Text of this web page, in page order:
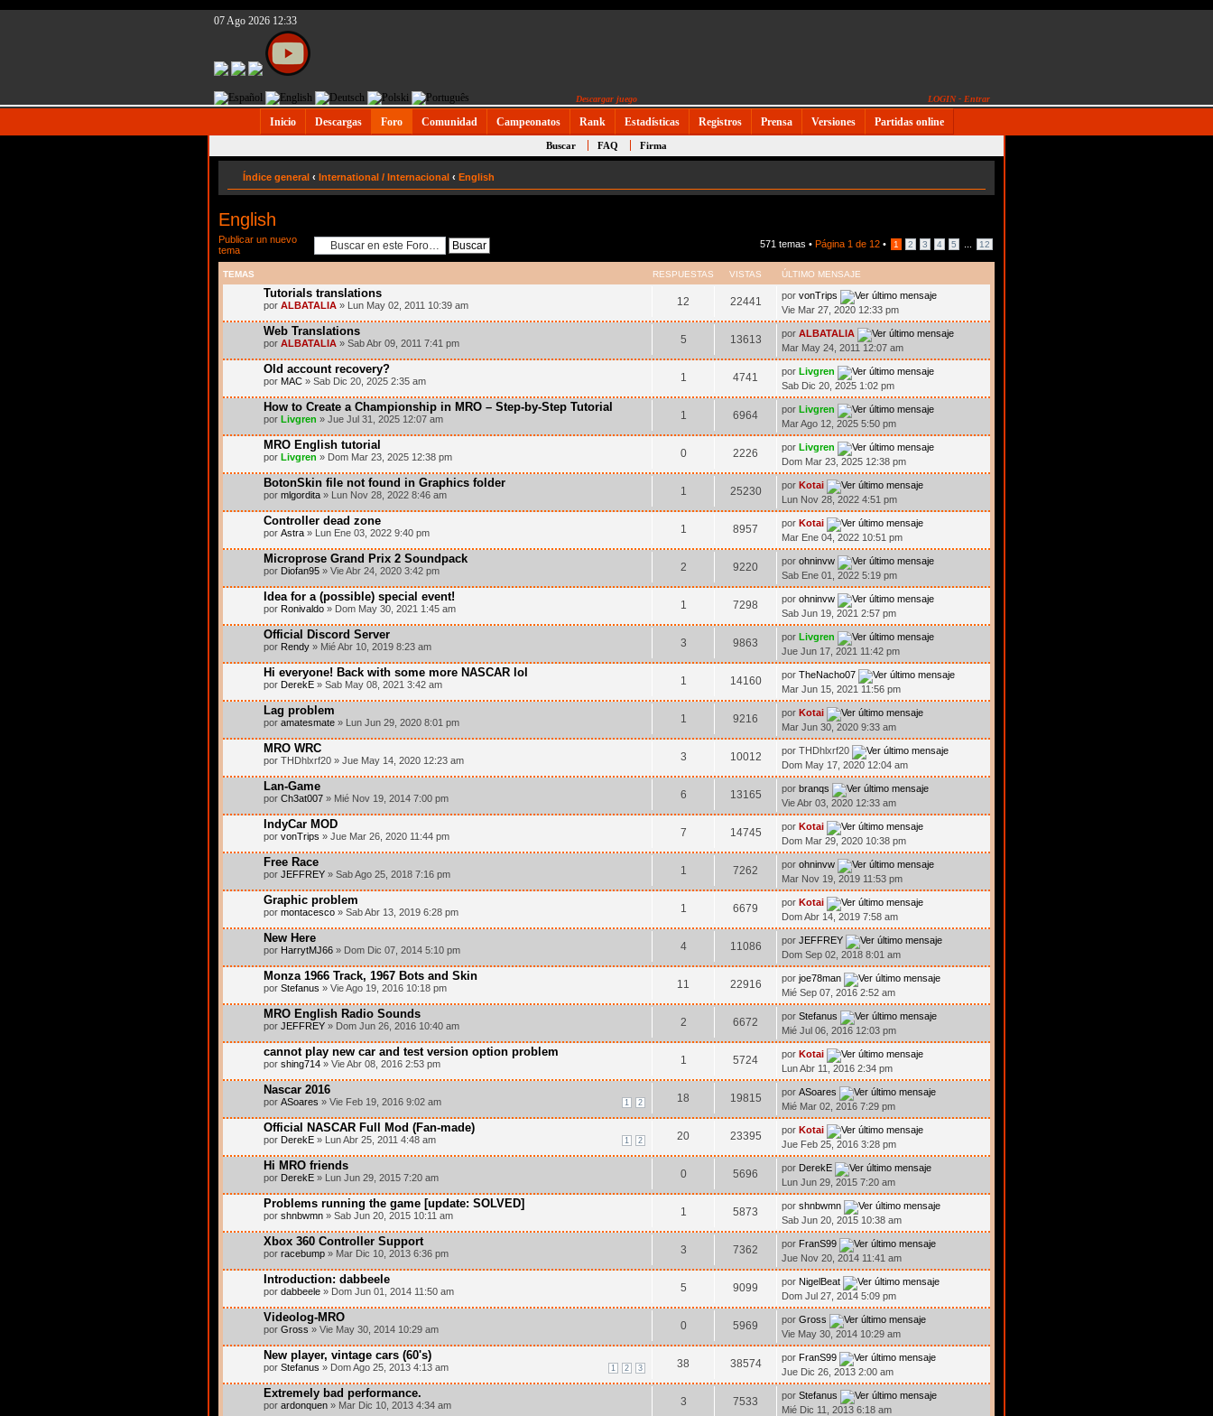
07 Ago 2026 12:33
Descargar juego LOGIN - Entrar
Inicio Descargas Foro Comunidad Campeonatos Rank Estadísticas Registros Prensa Versiones Partidas online
Buscar FAQ Firma
Índice general ‹ International / Internacional ‹ English
English
Publicar un nuevo
tema
571 temas • Página 1 de 12 • 1 2 3 4 5 12
TEMAS RESPUESTAS VISTAS ÚLTIMO MENSAJE
Tutorials translations
por ALBATALIA » Lun May 02, 2011 10:39 am 12 22441 por vonTrips
Vie Mar 27, 2020 12:33 pm
Web Translations
por ALBATALIA » Sab Abr 09, 2011 7:41 pm 5 13613 por ALBATALIA
Mar May 24, 2011 12:07 am
Old account recovery?
por MAC » Sab Dic 20, 2025 2:35 am 1 4741 por Livgren
Sab Dic 20, 2025 1:02 pm
How to Create a Championship in MRO – Step-by-Step Tutorial
por Livgren » Jue Jul 31, 2025 12:07 am 1 6964 por Livgren
Mar Ago 12, 2025 5:50 pm
MRO English tutorial
por Livgren » Dom Mar 23, 2025 12:38 pm 0 2226 por Livgren
Dom Mar 23, 2025 12:38 pm
BotonSkin file not found in Graphics folder
por mlgordita » Lun Nov 28, 2022 8:46 am 1 25230 por Kotai
Lun Nov 28, 2022 4:51 pm
Controller dead zone
por Astra » Lun Ene 03, 2022 9:40 pm 1 8957 por Kotai
Mar Ene 04, 2022 10:51 pm
Microprose Grand Prix 2 Soundpack
por Diofan95 » Vie Abr 24, 2020 3:42 pm 2 9220 por ohninvw
Sab Ene 01, 2022 5:19 pm
Idea for a (possible) special event!
por Ronivaldo » Dom May 30, 2021 1:45 am 1 7298 por ohninvw
Sab Jun 19, 2021 2:57 pm
Official Discord Server
por Rendy » Mié Abr 10, 2019 8:23 am 3 9863 por Livgren
Jue Jun 17, 2021 11:42 pm
Hi everyone! Back with some more NASCAR lol
por DerekE » Sab May 08, 2021 3:42 am 1 14160 por TheNacho07
Mar Jun 15, 2021 11:56 pm
Lag problem
por amatesmate » Lun Jun 29, 2020 8:01 pm 1 9216 por Kotai
Mar Jun 30, 2020 9:33 am
MRO WRC
por THDhlxrf20 » Jue May 14, 2020 12:23 am 3 10012
por THDhlxrf20
Dom May 17, 2020 12:04 am
Lan-Game
por Ch3at007 » Mié Nov 19, 2014 7:00 pm 6 13165 por branqs
Vie Abr 03, 2020 12:33 am
IndyCar MOD
por vonTrips » Jue Mar 26, 2020 11:44 pm 7 14745 por Kotai
Dom Mar 29, 2020 10:38 pm
Free Race
por JEFFREY » Sab Ago 25, 2018 7:16 pm 1 7262 por ohninvw
Mar Nov 19, 2019 11:53 pm
Graphic problem
por montacesco » Sab Abr 13, 2019 6:28 pm 1 6679 por Kotai
Dom Abr 14, 2019 7:58 am
New Here
por HarrytMJ66 » Dom Dic 07, 2014 5:10 pm 4 11086 por JEFFREY
Dom Sep 02, 2018 8:01 am
Monza 1966 Track, 1967 Bots and Skin
por Stefanus » Vie Ago 19, 2016 10:18 pm 11 22916 por joe78man
Mié Sep 07, 2016 2:52 am
MRO English Radio Sounds
por JEFFREY » Dom Jun 26, 2016 10:40 am 2 6672 por Stefanus
Mié Jul 06, 2016 12:03 pm
cannot play new car and test version option problem
por shing714 » Vie Abr 08, 2016 2:53 pm 1 5724 por Kotai
Lun Abr 11, 2016 2:34 pm
Nascar 2016
1 2
por ASoares » Vie Feb 19, 2016 9:02 am 18 19815 por ASoares
Mié Mar 02, 2016 7:29 pm
Official NASCAR Full Mod (Fan-made)
1 2
por DerekE » Lun Abr 25, 2011 4:48 am 20 23395 por Kotai
Jue Feb 25, 2016 3:28 pm
Hi MRO friends
por DerekE » Lun Jun 29, 2015 7:20 am 0 5696 por DerekE
Lun Jun 29, 2015 7:20 am
Problems running the game [update: SOLVED]
por shnbwmn » Sab Jun 20, 2015 10:11 am 1 5873 por shnbwmn
Sab Jun 20, 2015 10:38 am
Xbox 360 Controller Support
por racebump » Mar Dic 10, 2013 6:36 pm 3 7362 por FranS99
Jue Nov 20, 2014 11:41 am
Introduction: dabbeele
por dabbeele » Dom Jun 01, 2014 11:50 am 5 9099 por NigelBeat
Dom Jul 27, 2014 5:09 pm
Videolog-MRO
por Gross » Vie May 30, 2014 10:29 am 0 5969 por Gross
Vie May 30, 2014 10:29 am
New player, vintage cars (60's)
1 2 3
por Stefanus » Dom Ago 25, 2013 4:13 am 38 38574 por FranS99
Jue Dic 26, 2013 2:00 am
Extremely bad performance.
por ardonquen » Mar Dic 10, 2013 4:34 am 3 7533 por Stefanus
Mié Dic 11, 2013 6:18 am